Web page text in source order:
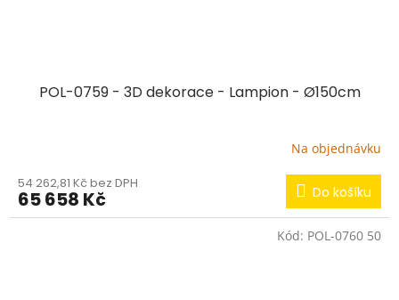
POL-0759 - 3D dekorace - Lampion - Ø150cm
Na objednávku
54 262,81 Kč bez DPH
65 658 Kč Do košíku
Kód: POL-0760 50